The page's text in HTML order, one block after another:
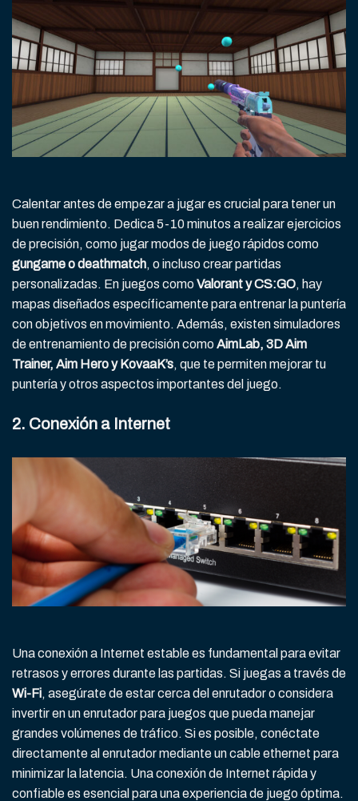
Calentar antes de empezar a jugar es crucial para tener un
buen rendimiento. Dedica 5-10 minutos a realizar ejercicios
de precisión, como jugar modos de juego rápidos como
gungame o deathmatch, o incluso crear partidas
personalizadas. En juegos comoValorant y CS:GO, hay
mapas diseñados específicamente para entrenar la puntería
con objetivos en movimiento. Además, existen simuladores
de entrenamiento de precisión comoAimLab, 3D Aim
Trainer, Aim Hero y KovaaK’s, que te permiten mejorar tu
puntería y otros aspectos importantes del juego.
2. Conexión a Internet
Una conexión a Internet estable es fundamental para evitar
retrasos y errores durante las partidas. Si juegas a través de
Wi-Fi, asegúrate de estar cerca del enrutador o considera
invertir en un enrutador para juegos que pueda manejar
grandes volúmenes de tráfico. Si es posible, conéctate
directamente al enrutador mediante un cable ethernet para
minimizar la latencia. Una conexión de Internet rápida y
confiable es esencial para una experiencia de juego óptima.